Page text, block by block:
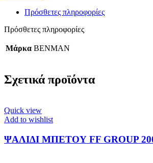
Πρόσθετες πληροφορίες
Πρόσθετες πληροφορίες
Μάρκα BENMAN
Σχετικά προϊόντα
Quick view
Add to wishlist
ΨΑΛΙΔΙ ΜΠΕΤΟΥ FF GROUP